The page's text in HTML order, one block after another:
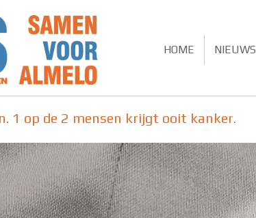
HOME NIEUWS
1 op de 2 mensen krijgt ooit kanker.